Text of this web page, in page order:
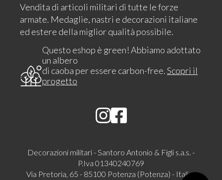
Vendita di articoli militari di tutte le forze
armate. Medaglie, nastri e decorazioni italiane
ed estere della miglior qualità possibile.
Questo eshop è green! Abbiamo adottato
un albero
di caoba per essere carbon-free.Scopri il
progetto
Decorazioni militari - Santoro Antonio & Figli s.a.s. -
P.Iva 01340240769
Via Pretoria, 65 - 85100 Potenza (Potenza) - Italia -